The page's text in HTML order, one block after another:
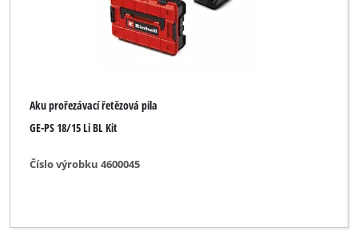
Aku prořezávací řetězová pila
GE-PS 18/15 Li BL Kit
Číslo výrobku 4600045